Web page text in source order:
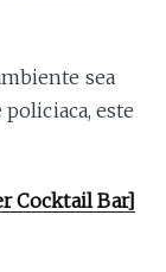
sea
este
Cocktail Bar]